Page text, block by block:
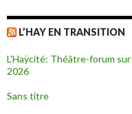
L’HAY EN TRANSITION
L'Haÿcité: Théâtre-forum sur
2026
Sans titre